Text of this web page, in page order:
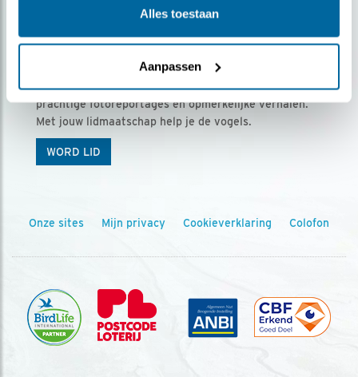
Alles toestaan
Aanpassen
Ontvang 5 x Vogels voor € 36,00 per jaar
Vogels is het tijdschrift voor onze leden, met
prachtige fotoreportages en opmerkelijke verhalen.
Met jouw lidmaatschap help je de vogels.
WORD LID
Onze sites Mijn privacy Cookieverklaring Colofon